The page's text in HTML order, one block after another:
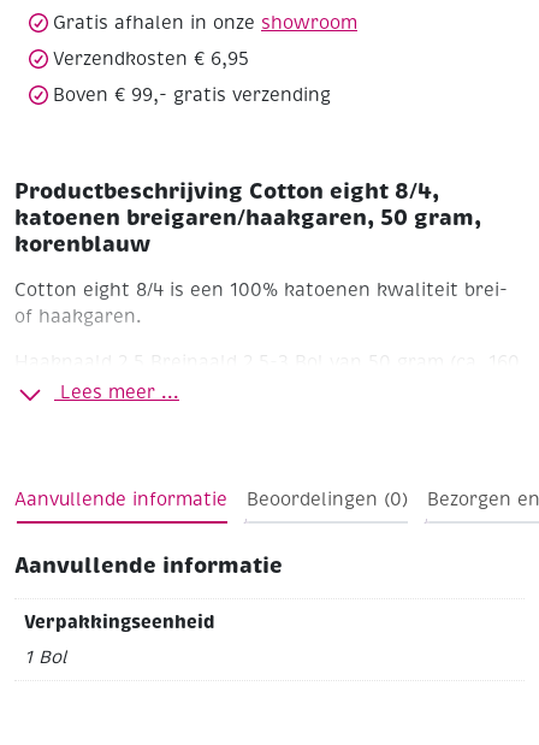
Gratis afhalen in onze showroom
Verzendkosten € 6,95
Boven € 99,- gratis verzending
Productbeschrijving Cotton eight 8/4,
katoenen breigaren/haakgaren, 50 gram,
korenblauw
Cotton eight 8/4 is een 100% katoenen kwaliteit brei-
of haakgaren.
Haaknaald 2,5 Breinaald 2,5-3
Bol van 50 gram (ca. 160
meter)Wasbaar tot 40'C
Lees meer ...
Aanvullende informatie Beoordelingen (0) Bezorgen
Aanvullende informatie
Verpakkingseenheid
1 Bol